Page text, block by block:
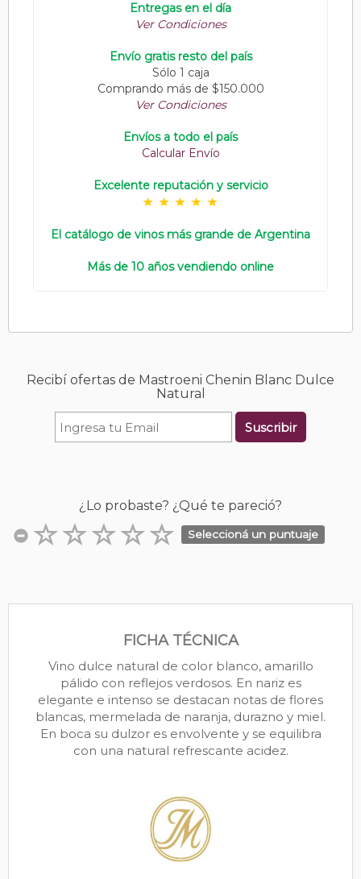
Entregas en el día
Ver Condiciones
Envío gratis resto del país
Sólo 1 caja
Comprando más de $150.000
Ver Condiciones
Envíos a todo el país
Calcular Envío
Excelente reputación y servicio
El catálogo de vinos más grande de Argentina
Más de 10 años vendiendo online
Recibí ofertas de Mastroeni Chenin Blanc Dulce
Natural
Suscribir
¿Lo probaste? ¿Qué te pareció?
Seleccioná un puntuaje
FICHA TÉCNICA
Vino dulce natural de color blanco, amarillo
pálido con reflejos verdosos. En nariz es
elegante e intenso se destacan notas de flores
blancas, mermelada de naranja, durazno y miel.
En boca su dulzor es envolvente y se equilibra
con una natural refrescante acidez.